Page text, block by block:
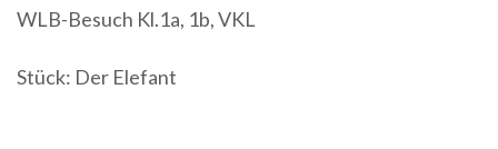
WLB-Besuch Kl.1a, 1b, VKL
Stück: Der Elefant